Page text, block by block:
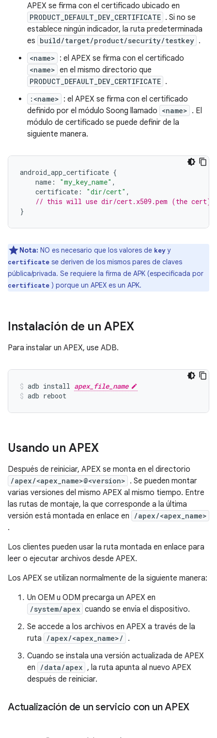
APEX se firma con el certificado ubicado en
PRODUCT_DEFAULT_DEV_CERTIFICATE . Si no se
establece ningún indicador, la ruta predeterminada
es build/target/product/security/testkey .
<name> : el APEX se firma con el certificado
<name> en el mismo directorio que
PRODUCT_DEFAULT_DEV_CERTIFICATE .
:<name> : el APEX se firma con el certificado
definido por el módulo Soong llamado <name> . El
módulo de certificado se puede definir de la
siguiente manera.
android_app_certificate {
name : "my_key_name" ,
certificate : "dir/cert" ,
// this will use dir/cert.x509.pem (the cert)
}
Nota: NO es necesario que los valores de keyy
certificate se deriven de los mismos pares de claves
pública/privada. Se requiere la firma de APK (especificada por
certificate ) porque un APEX es un APK.
Instalación de un APEX
Para instalar un APEX, use ADB.
adb install apex_file_name
adb reboot
Usando un APEX
Después de reiniciar, APEX se monta en el directorio
/apex/<apex_name>@<version> . Se pueden montar
varias versiones del mismo APEX al mismo tiempo. Entre
las rutas de montaje, la que corresponde a la última
versión está montada en enlace en
/apex/<apex_name>
.
Los clientes pueden usar la ruta montada en enlace para
leer o ejecutar archivos desde APEX.
Los APEX se utilizan normalmente de la siguiente manera:
Un OEM u ODM precarga un APEX en
/system/apex cuando se envía el dispositivo.
Se accede a los archivos en APEX a través de la
ruta
/apex/<apex_name>/
.
Cuando se instala una versión actualizada de APEX
en
/data/apex , la ruta apunta al nuevo APEX
después de reiniciar.
Actualización de un servicio con un APEX